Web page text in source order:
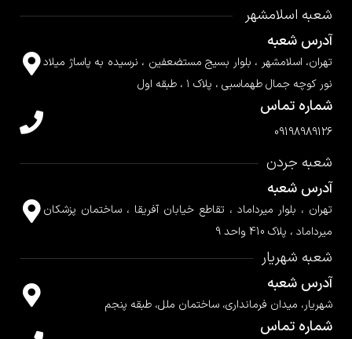
شعبه اسلامشهر
آدرس شعبه
تهران، اسلامشهر ، بلوار بسیج مستضعفین ، نرسیده به پاساژ میلاد
نور کوچه جمال طهماسبی ، پلاک ۱ ، طبقه اول
شماره تماس
09198989126
شعبه جردن
آدرس شعبه
تهران ، بلوار میرداماد ، تقاطع خیابان آفریقا ، ساختمان پزشکان
میرداماد ، پلاک 410 واحد 9
شعبه شهریار
آدرس شعبه
شهریار، میدان فرمانداری، ساختمان ملل، طبقه پنجم
شماره تماس